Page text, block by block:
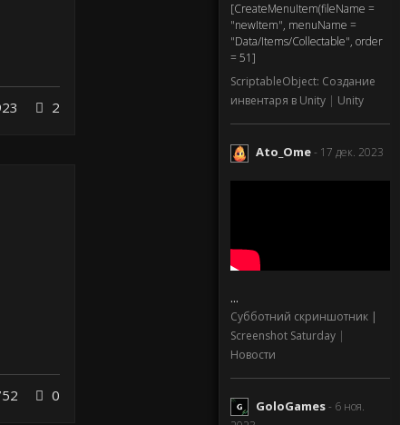
[CreateMenuItem(fileName =
"newItem", menuName =
"Data/Items/Collectable", order
= 51]
ScriptableObject: Создание
инвентаря в Unity | Unity
Ato_Ome- 17 дек. 2023
...
Субботний скриншотник |
Screenshot Saturday |
Новости
GoloGames- 6 ноя.
2
0